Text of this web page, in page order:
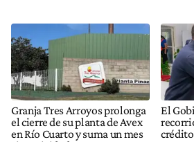
Granja Tres Arroyos prolonga
el cierre de su planta de Avex
en Río Cuarto y suma un mes
El